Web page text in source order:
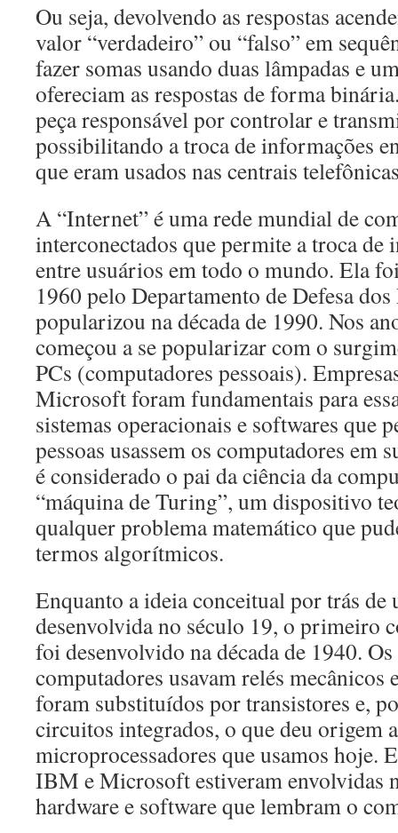
Ou seja, devolvendo as respostas
valor “verdadeiro” ou “falso” em
fazer somas usando duas lâmpadas e
ofereciam as respostas de forma
peça responsável por controlar e
possibilitando a troca de informações
que eram usados nas centrais
A “Internet” é uma rede mundial de
interconectados que permite a troca de
entre usuários em todo o mundo. Ela
1960 pelo Departamento de Defesa
popularizou na década de 1990. Nos
começou a se popularizar com o
PCs (computadores pessoais).
Microsoft foram fundamentais para
sistemas operacionais e softwares que
pessoas usassem os computadores em
é considerado o pai da ciência da
“máquina de Turing”, um dispositivo
qualquer problema matemático que
termos algorítmicos.
Enquanto a ideia conceitual por trás
desenvolvida no século 19, o primeiro
foi desenvolvido na década de 1940.
computadores usavam relés mecânicos
foram substituídos por transistores e,
circuitos integrados, o que deu origem
microprocessadores que usamos hoje.
IBM e Microsoft estiveram envolvidas
hardware e software que lembram o